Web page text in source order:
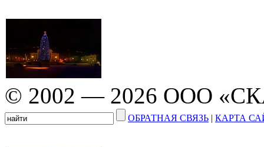
© 2002 — 2026 ООО
ОБРАТНАЯ СВЯЗЬ | КАРТА